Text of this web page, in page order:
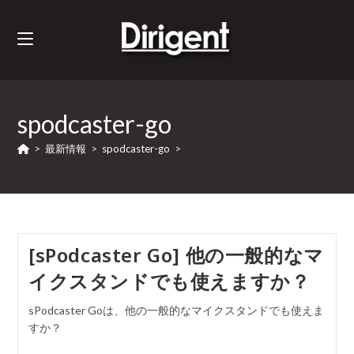
spodcaster-go
> 最新情報 > spodcaster-go >
[sPodcaster Go] 他の一般的なマ
イクスタンドでも使えますか？
sPodcaster Goは、他の一般的なマイクスタンドでも使えま
すか？